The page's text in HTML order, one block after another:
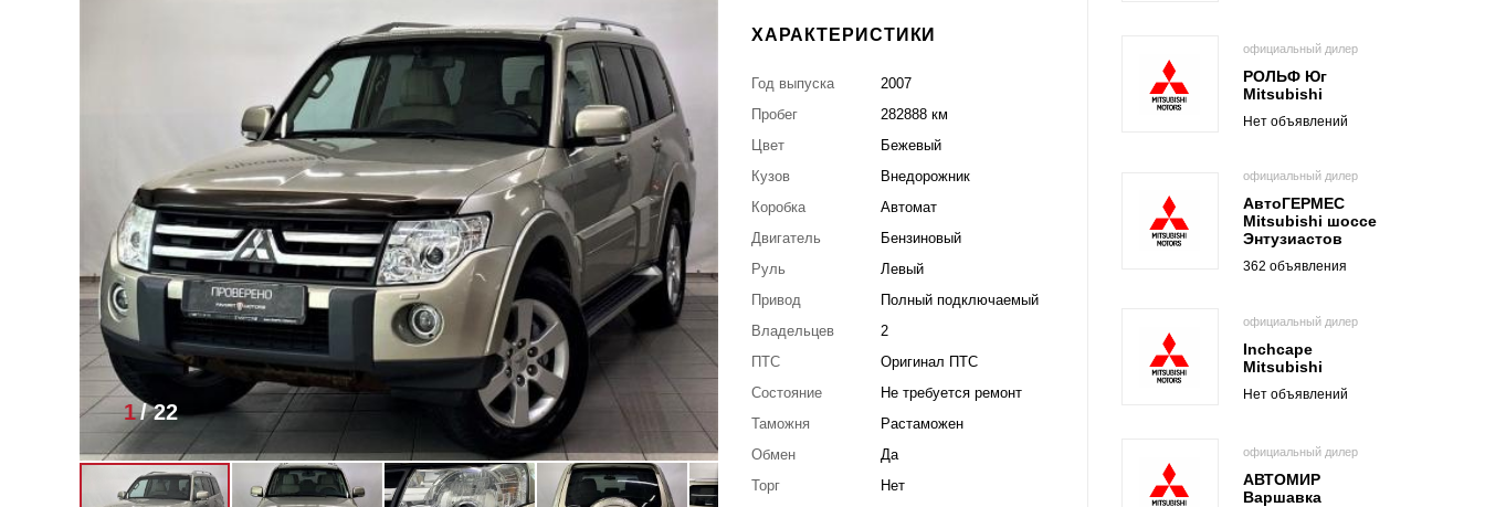
1/22
ХАРАКТЕРИСТИКИ
Год выпуска
2007
Пробег
282888 км
Цвет
Бежевый
Кузов
Внедорожник
Коробка
Автомат
Двигатель
Бензиновый
Руль
Левый
Привод
Полный подключаемый
Владельцев
2
ПТС
Оригинал ПТС
Состояние
Не требуется ремонт
Таможня
Растаможен
Обмен
Да
Торг
Нет
официальный дилер
РОЛЬФ Юг
Mitsubishi
Нет объявлений
официальный дилер
АвтоГЕРМЕС
Mitsubishi шоссе
Энтузиастов
362 объявления
официальный дилер
Inchcape
Mitsubishi
Нет объявлений
официальный дилер
АВТОМИР
Варшавка